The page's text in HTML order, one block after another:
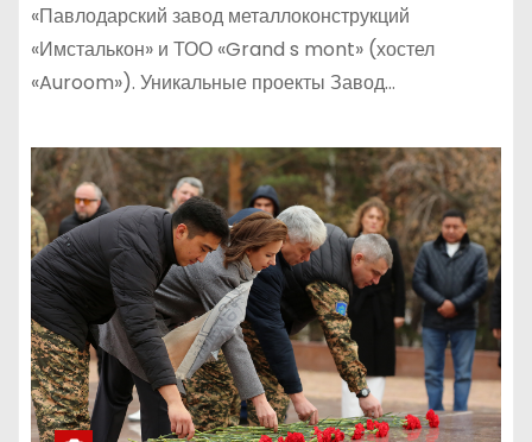
«Павлодарский завод металлоконструкций
«Имсталькон» и ТОО «Grand s mont» (хостел
«Auroom»). Уникальные проекты Завод…